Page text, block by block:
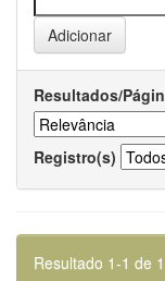
Resultados/
Registro(s)
Resultado 1-1 de